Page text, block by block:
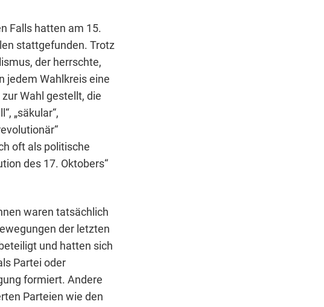
Falls hatten am 15.
stattgefunden. Trotz
der herrschte,
jedem Wahlkreis eine
Wahl gestellt, die
„säkular“,
oft als politische
des 17. Oktobers“
waren tatsächlich
der letzten
und hatten sich
Partei oder
formiert. Andere
Parteien wie den